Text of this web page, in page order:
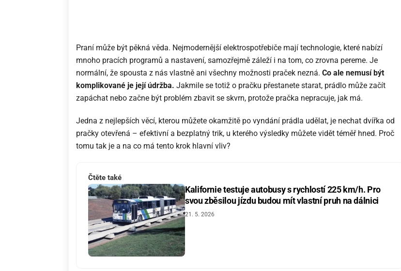
Praní může být pěkná věda. Nejmodernější elektrospotřebiče mají technologie, které nabízí
mnoho pracích programů a nastavení, samozřejmě záleží i na tom, co zrovna pereme. Je
normální, že spousta z nás vlastně ani všechny možnosti praček nezná. Co ale nemusí být
komplikované je její údržba. Jakmile se totiž o pračku přestanete starat, prádlo může začít
zapáchat nebo začne být problém zbavit se skvrn, protože pračka nepracuje, jak má.
Jedna z nejlepších věcí, kterou můžete okamžitě po vyndání prádla udělat, je nechat dvířka od
pračky otevřená – efektivní a bezplatný trik, u kterého výsledky můžete vidět téměř hned. Proč
tomu tak je a na co má tento krok hlavní vliv?
Čtěte také
Kalifornie testuje autobusy s rychlostí 225 km/h. Pro
svou zběsilou jízdu budou mít vlastní pruh na dálnici
21. 5. 2026